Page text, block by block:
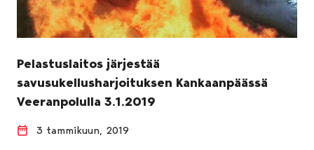
Pelastuslaitos järjestää
savusukellusharjoituksen Kankaanpäässä
Veeranpolulla 3.1.2019
3 tammikuun, 2019